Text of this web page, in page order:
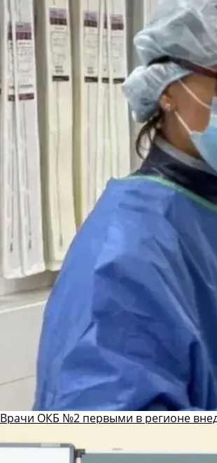
Врачи ОКБ №2 первыми в регионе